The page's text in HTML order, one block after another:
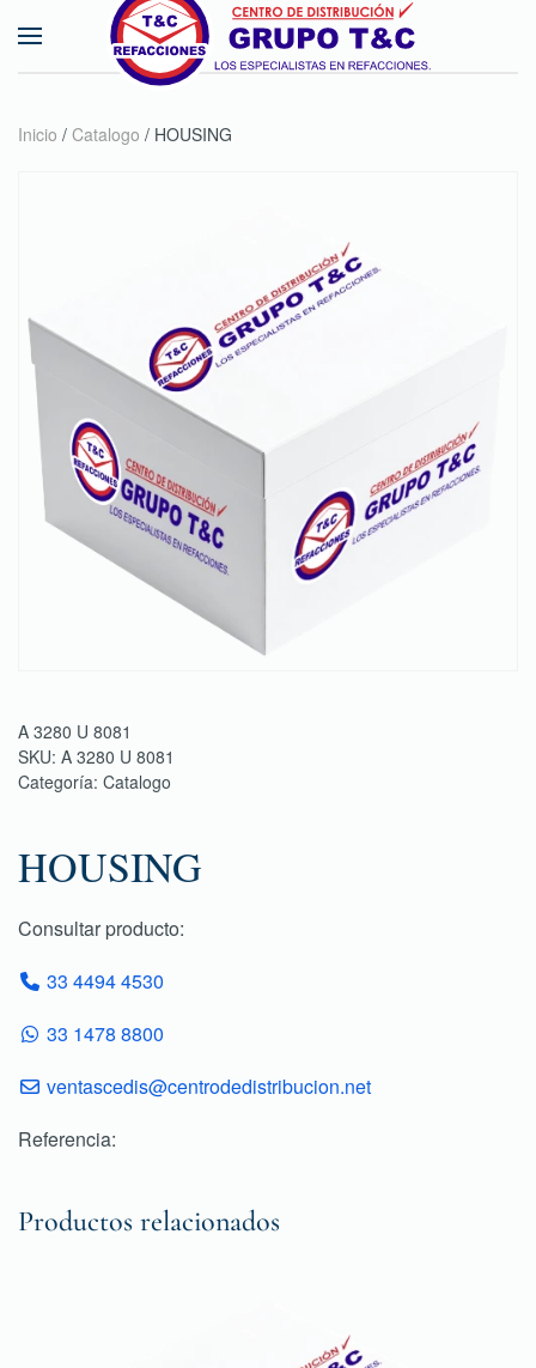
Skip to main content
Inicio / Catalogo / HOUSING
A 3280 U 8081
SKU: A 3280 U 8081
Categoría: Catalogo
HOUSING
Consultar producto:
33 4494 4530
33 1478 8800
ventascedis@centrodedistribucion.net
Referencia:
Productos relacionados